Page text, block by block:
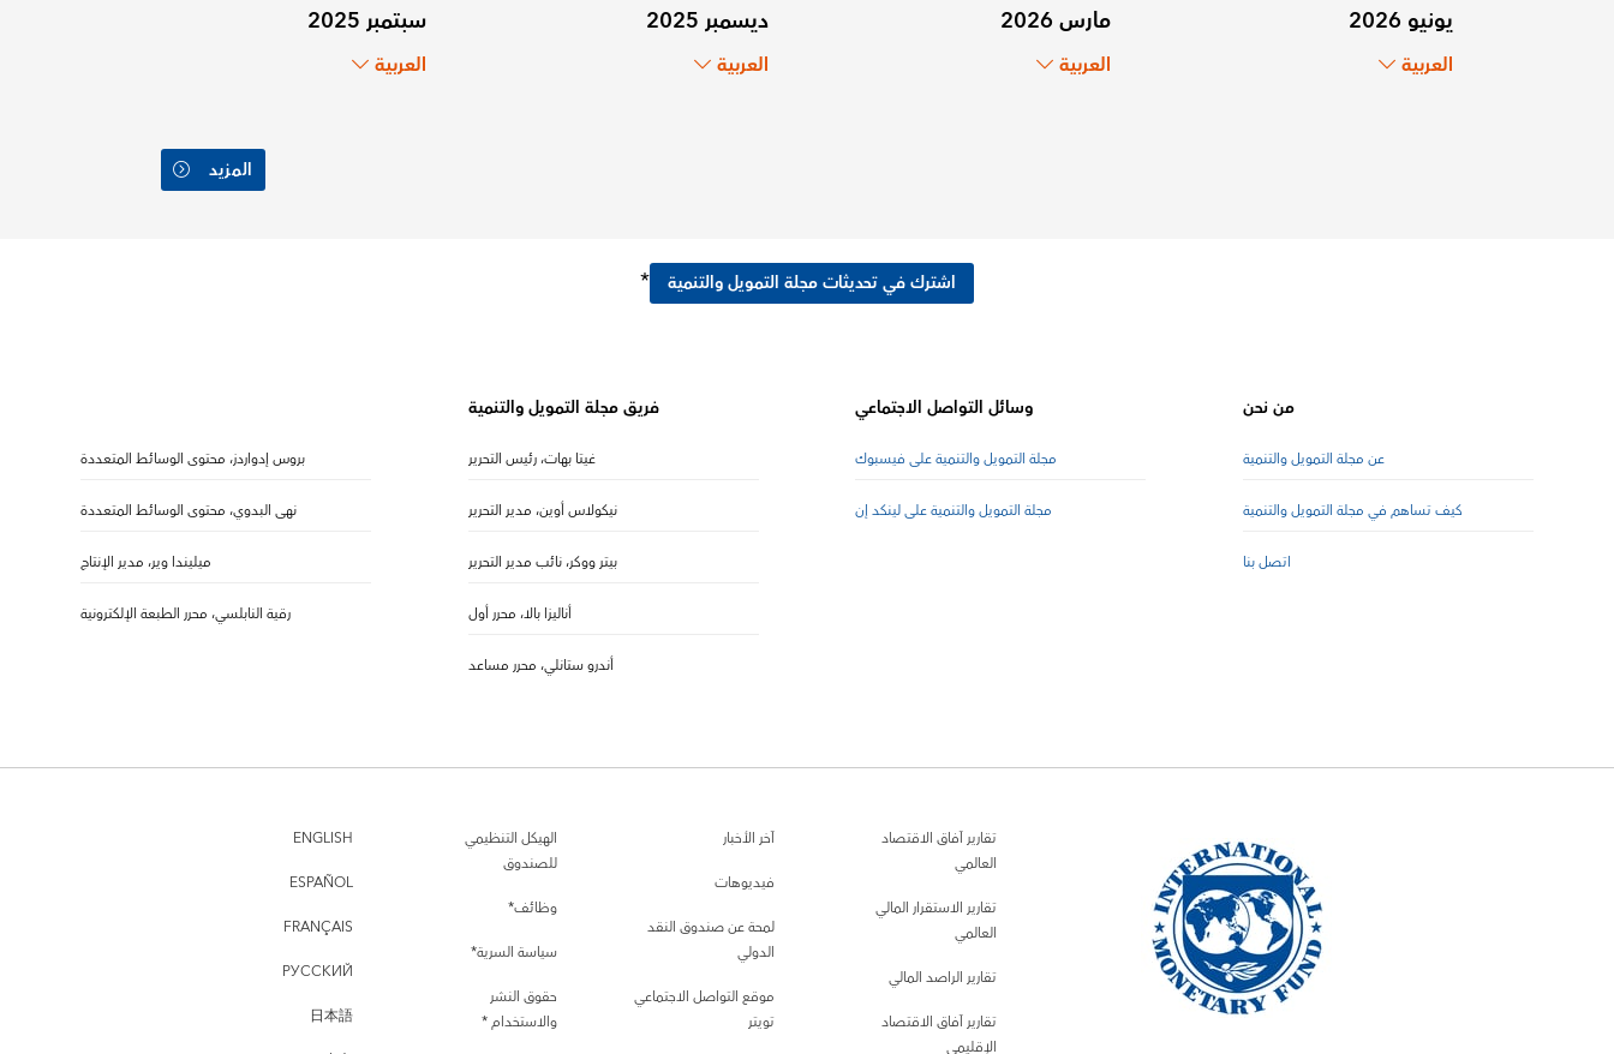
يونيو 2026
العربية
مارس 2026
العربية
ديسمبر 2025
العربية
سبتمبر 2025
العربية
المزيد
اشترك في تحديثات مجلة التمويل والتنمية *
من نحن
عن مجلة التمويل والتنمية
كيف تساهم في مجلة التمويل والتنمية
اتصل بنا
وسائل التواصل الاجتماعي
مجلة التمويل والتنمية على فيسبوك
مجلة التمويل والتنمية على لينكد إن
فريق مجلة التمويل والتنمية
غيتا بهات، رئيس التحرير
نيكولاس أوين، مدير التحرير
بيتر ووكر، نائب مدير التحرير
أناليزا بالا، محرر أول
أندرو ستانلي، محرر مساعد
بروس إدواردز، محتوى الوسائط المتعددة
نهى البدوي، محتوى الوسائط المتعددة
ميليندا وير، مدير الإنتاج
رقية النابلسي، محرر الطبعة الإلكترونية
تقارير آفاق الاقتصاد
العالمي
تقارير الاستقرار المالي
العالمي
تقارير الراصد المالي
تقارير آفاق الاقتصاد
الإقليمي
آخر الأخبار
فيديوهات
لمحة عن صندوق النقد
الدولي
موقع التواصل الاجتماعي
تويتر
الهيكل التنظيمي
للصندوق
وظائف*
سياسة السرية*
حقوق النشر
والاستخدام *
ENGLISH
ESPAÑOL
FRANÇAIS
РУССКИЙ
日本語